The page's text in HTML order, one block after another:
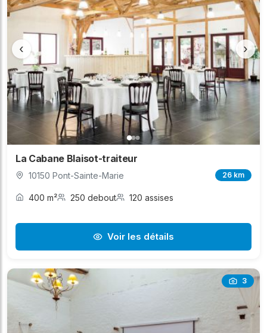
‹ ›
La Cabane Blaisot-traiteur
10150 Pont-Sainte-Marie 26 km
400 m² 250 debout 120 assises
Voir les détails
3